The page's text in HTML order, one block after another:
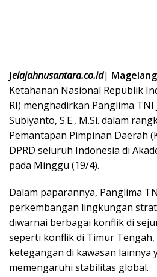
Jelajahnusantara.co.id| Magelang
Ketahanan Nasional Republik
RI) menghadirkan Panglima TNI
Subiyanto, S.E., M.Si. dalam
Pemantapan Pimpinan Daerah
DPRD seluruh Indonesia di
pada Minggu (19/4).
Dalam paparannya, Panglima
perkembangan lingkungan
diwarnai berbagai konflik di
seperti konflik di Timur Tengah,
ketegangan di kawasan lainnya
memengaruhi stabilitas global.